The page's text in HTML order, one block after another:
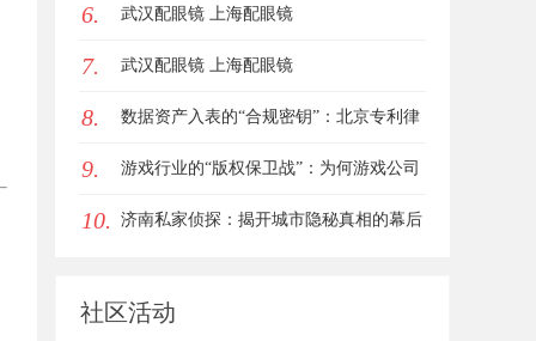
眼唇，才是你整张脸的点睛之笔！淡颜系
女生的气质加分项
6. 武汉配眼镜 上海配眼镜
7. 武汉配眼镜 上海配眼镜
8. 数据资产入表的“合规密钥”：北京专利律
师如何为数据知识产权登记扫清障碍
9. 游戏行业的“版权保卫战”：为何游戏公司
离不开版权律师
10. 济南私家侦探：揭开城市隐秘真相的幕后
社区活动